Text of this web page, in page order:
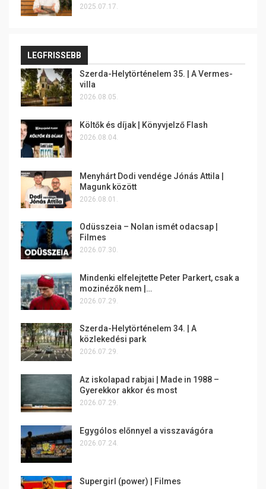
2025.07.17.
LEGFRISSEBB
Szerda-Helytörténelem 35. | A Vermes-
villa
2026.08.05.
Költők és díjak | Könyvjelző Flash
2026.08.04.
Menyhárt Dodi vendége Jónás Attila |
Magunk között
2026.08.01.
Odüsszeia – Nolan ismét odacsap |
Filmes
2026.07.30.
Mindenki elfelejtette Peter Parkert, csak a
mozinézők nem |…
2026.07.29.
Szerda-Helytörténelem 34. | A
közlekedési park
2026.07.29.
Az iskolapad rabjai | Made in 1988 –
Gyerekkor akkor és most
2026.07.29.
Egygólos előnnyel a visszavágóra
2026.07.24.
Supergirl (power) | Filmes